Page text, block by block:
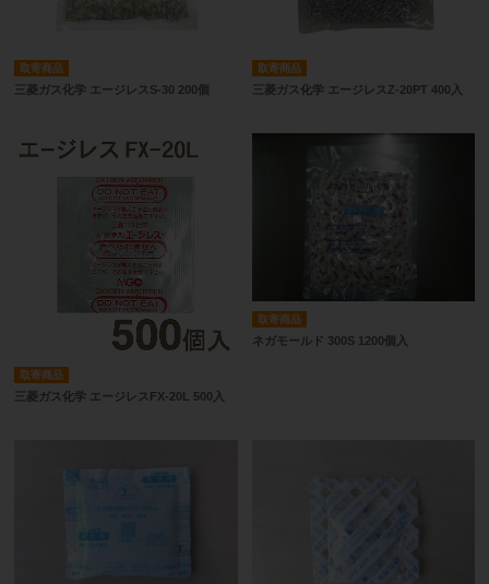
取寄商品
三菱ガス化学 エージレスS-30 200個
取寄商品
三菱ガス化学 エージレスZ-20PT 400入
取寄商品
三菱ガス化学 エージレスFX-20L 500入
取寄商品
ネガモールド 300S 1200個入